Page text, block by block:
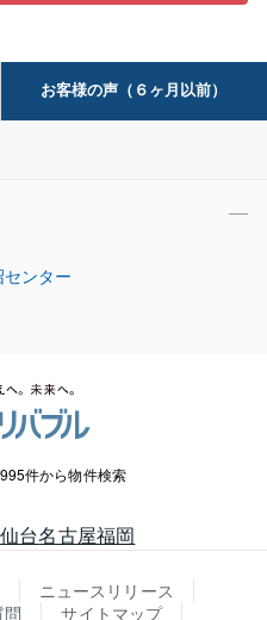
お客様の声（６ヶ月以前）
センター
件から物件検索
仙台名古屋福岡
ニュースリリース
サイトマップ